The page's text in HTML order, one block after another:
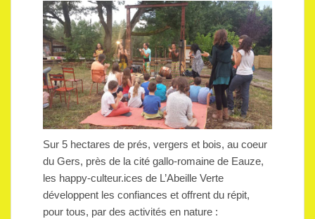
Sur 5 hectares de prés, vergers et bois, au coeur
du Gers, près de la cité gallo-romaine de Eauze,
les happy-culteur.ices de L’Abeille Verte
développent les confiances et offrent du répit,
pour tous, par des activités en nature :